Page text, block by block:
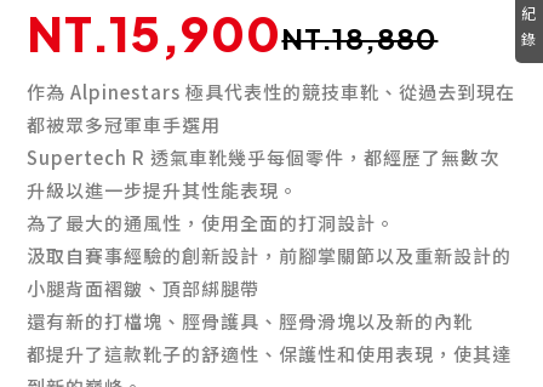
NT.18,880
NT.15,900
作為 Alpinestars 極具代表性的競技車靴、從過去到現在
都被眾多冠軍車手選用
Supertech R 透氣車靴幾乎每個零件，都經歷了無數次
升級以進一步提升其性能表現。
為了最大的通風性，使用全面的打洞設計。
汲取自賽事經驗的創新設計，前腳掌關節以及重新設計的
小腿背面褶皺、頂部綁腿帶
還有新的打檔塊、脛骨護具、脛骨滑塊以及新的內靴
都提升了這款靴子的舒適性、保護性和使用表現，使其達
紀
錄